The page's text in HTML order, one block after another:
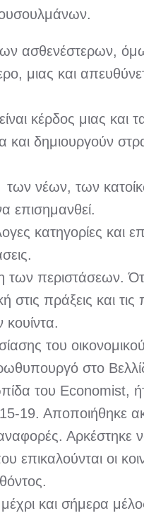
ασθενέστερων,
μιας και
κέρδος μιας και
και δημιουργούν
νέων, των
επισημανθεί.
κατηγορίες και
των περιστάσεων.
πράξεις και τις
του
στο
του Economist,
19. Αποποιήθηκε
Αρκέστηκε να
οι
και σήμερα